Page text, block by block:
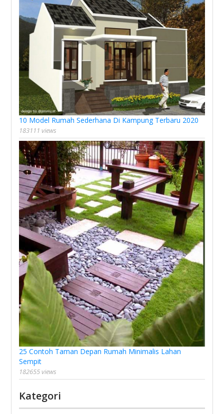
10 Model Rumah Sederhana Di Kampung Terbaru 2020
183111 views
25 Contoh Taman Depan Rumah Minimalis Lahan
Sempit
182655 views
Kategori